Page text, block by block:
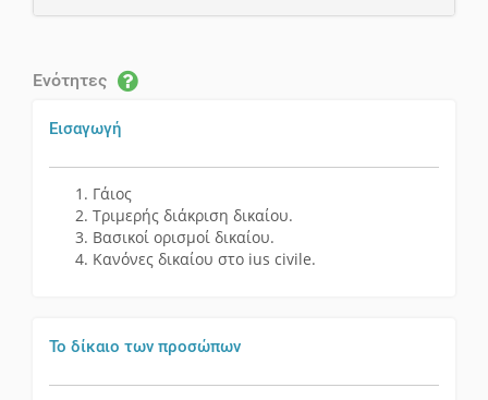
Ενότητες
Εισαγωγή
Γάιος
Τριμερής διάκριση δικαίου.
Βασικοί ορισμοί δικαίου.
Κανόνες δικαίου στο ius civile.
Το δίκαιο των προσώπων